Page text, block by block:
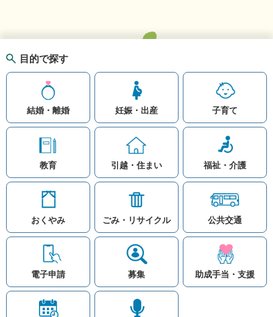
知りたい情報を検索
注目ワード
目的で探す
結婚・離婚 妊娠・出産 子育て
教育 引越・住まい 福祉・介護
おくやみ ごみ・リサイクル 公共交通
電子申請 募集 助成手当・支援
お問い合わせ
リンク集
このホームページ
著作権と免責事項につ
プライバシーポリシー
© Village Hara